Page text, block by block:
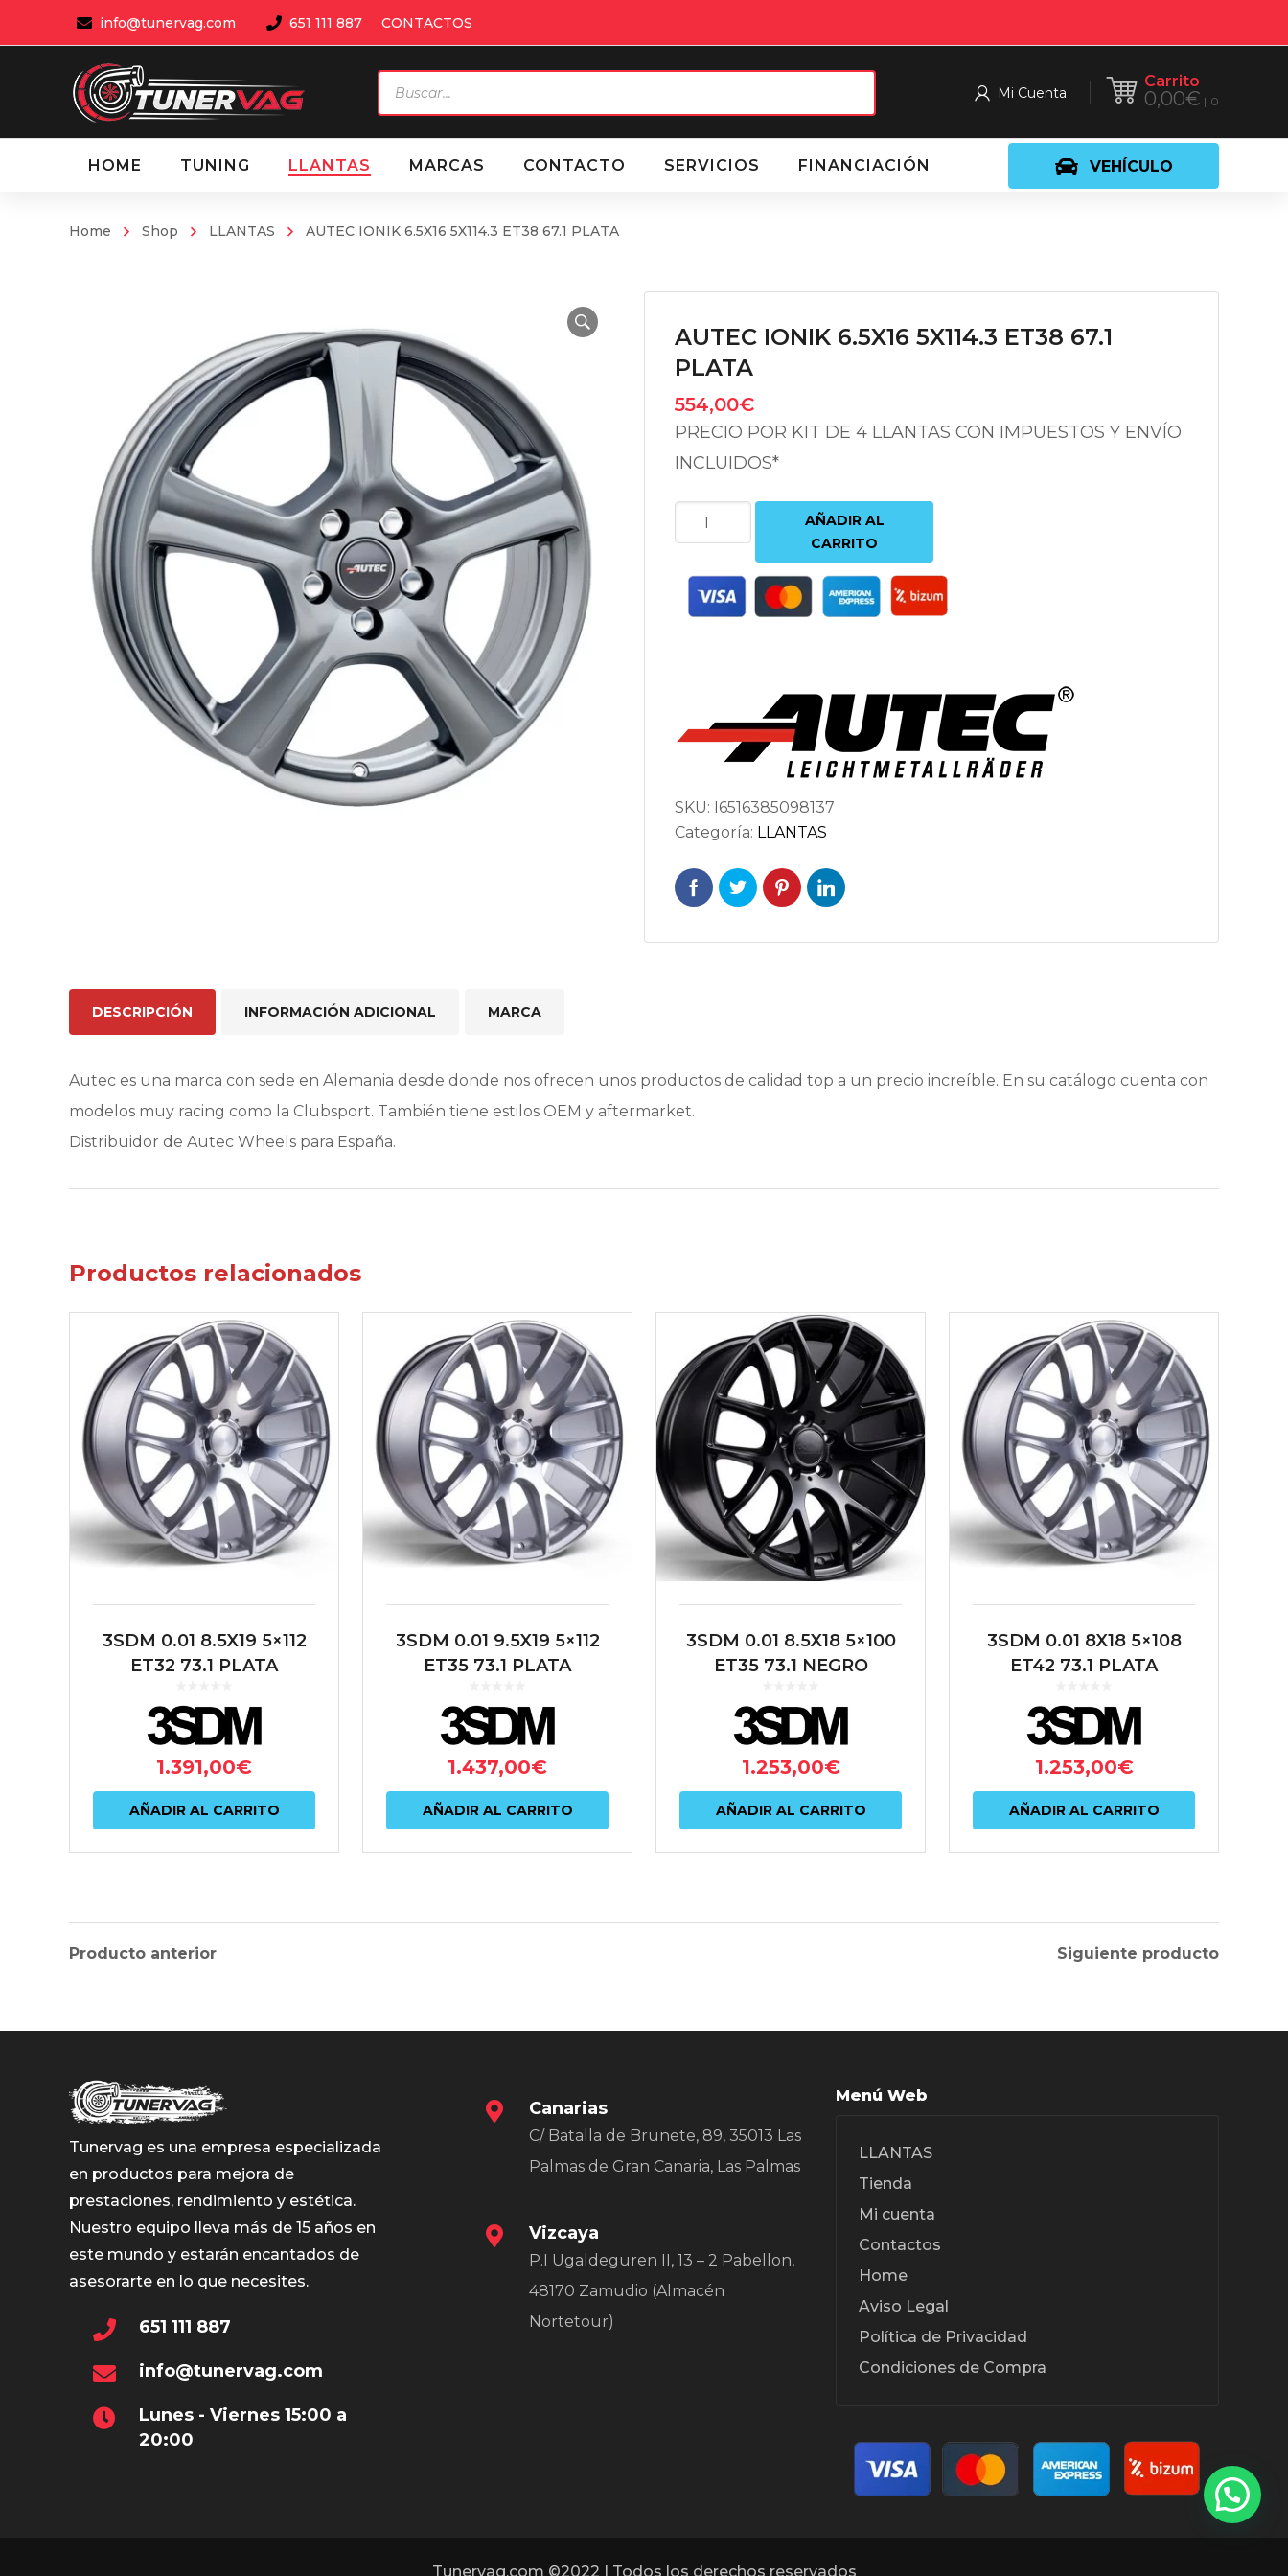
info@tunervag.com 651 111 887 CONTACTOS
Carrito
0,00€ 0
Mi Cuenta
de
productos
VEHÍCULO
HOME TUNING LLANTAS MARCAS CONTACTO SERVICIOS FINANCIACIÓN
Home Shop LLANTAS AUTEC IONIK 6.5X16 5X114.3 ET38 67.1 PLATA
AUTEC IONIK 6.5X16 5X114.3 ET38 67.1
PLATA
554,00€
PRECIO POR KIT DE 4 LLANTAS CON IMPUESTOS Y ENVÍO
INCLUIDOS*
AUTEC
IONIK
5X114.3
ET38
AÑADIR AL
CARRITO
SKU: I6516385098137
Categoría: LLANTAS
DESCRIPCIÓN INFORMACIÓN ADICIONAL MARCA
Autec es una marca con sede en Alemania desde donde nos ofrecen unos productos de calidad top a un precio increíble. En su catálogo cuenta con
modelos muy racing como la Clubsport. También tiene estilos OEM y aftermarket.
Distribuidor de Autec Wheels para España.
Productos relacionados
3SDM 0.01 8.5X19 5×112
ET32 73.1 PLATA
1.391,00€
AÑADIR AL CARRITO
3SDM 0.01 9.5X19 5×112
ET35 73.1 PLATA
1.437,00€
AÑADIR AL CARRITO
3SDM 0.01 8.5X18 5×100
ET35 73.1 NEGRO
1.253,00€
AÑADIR AL CARRITO
3SDM 0.01 8X18 5×108
ET42 73.1 PLATA
1.253,00€
AÑADIR AL CARRITO
Producto anterior Siguiente producto
Tunervag es una empresa especializada
en productos para mejora de
prestaciones, rendimiento y estética.
Nuestro equipo lleva más de 15 años en
este mundo y estarán encantados de
asesorarte en lo que necesites.
651 111 887
info@tunervag.com
Lunes - Viernes 15:00 a
20:00
Canarias
C/ Batalla de Brunete, 89, 35013 Las
Palmas de Gran Canaria, Las Palmas
Vizcaya
P.I Ugaldeguren II, 13 – 2 Pabellon,
48170 Zamudio (Almacén
Nortetour)
Menú Web
LLANTAS
Tienda
Mi cuenta
Contactos
Home
Aviso Legal
Política de Privacidad
Condiciones de Compra
Tunervag.com ©2022 | Todos los derechos reservados